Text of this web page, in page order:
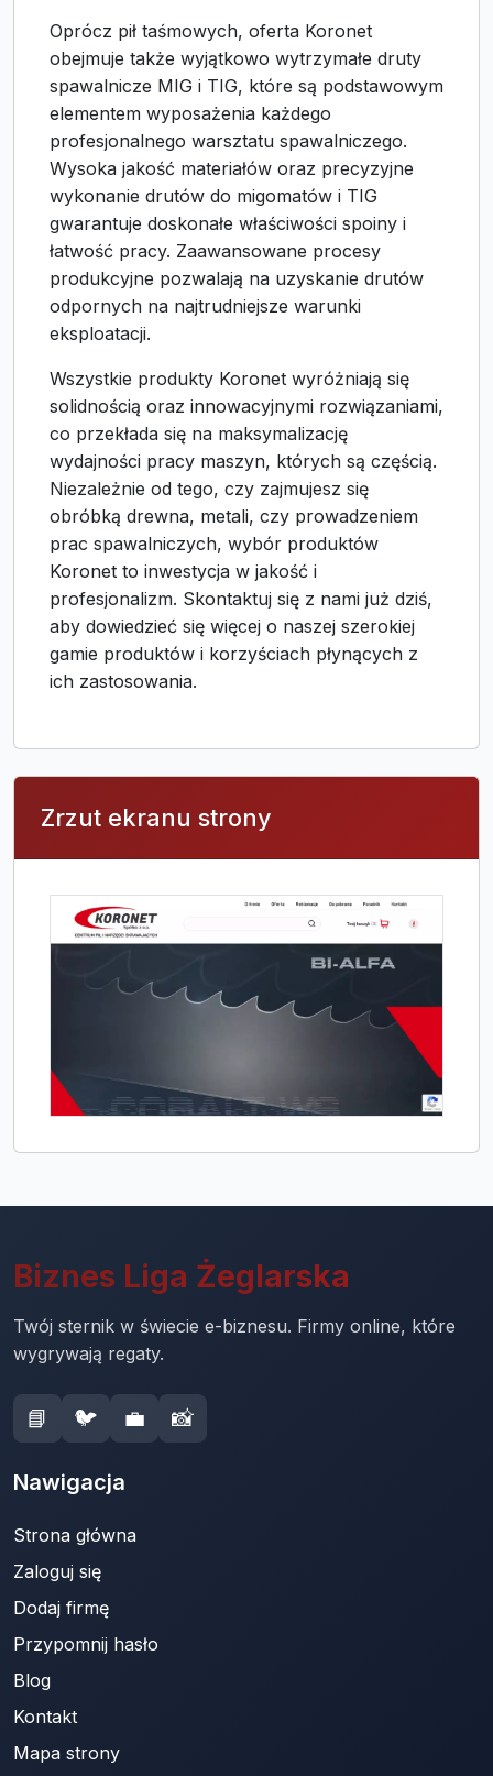
Oprócz pił taśmowych, oferta Koronet
obejmuje także wyjątkowo wytrzymałe druty
spawalnicze MIG i TIG, które są podstawowym
elementem wyposażenia każdego
profesjonalnego warsztatu spawalniczego.
Wysoka jakość materiałów oraz precyzyjne
wykonanie drutów do migomatów i TIG
gwarantuje doskonałe właściwości spoiny i
łatwość pracy. Zaawansowane procesy
produkcyjne pozwalają na uzyskanie drutów
odpornych na najtrudniejsze warunki
eksploatacji.
Wszystkie produkty Koronet wyróżniają się
solidnością oraz innowacyjnymi rozwiązaniami,
co przekłada się na maksymalizację
wydajności pracy maszyn, których są częścią.
Niezależnie od tego, czy zajmujesz się
obróbką drewna, metali, czy prowadzeniem
prac spawalniczych, wybór produktów
Koronet to inwestycja w jakość i
profesjonalizm. Skontaktuj się z nami już dziś,
aby dowiedzieć się więcej o naszej szerokiej
gamie produktów i korzyściach płynących z
ich zastosowania.
Zrzut ekranu strony
Biznes Liga Żeglarska
Twój sternik w świecie e-biznesu. Firmy online, które
wygrywają regaty.
📘 🐦 💼 📸
Nawigacja
Strona główna
Zaloguj się
Dodaj firmę
Przypomnij hasło
Blog
Kontakt
Mapa strony